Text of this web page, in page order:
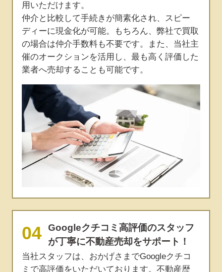
用いただけます。
仲介と比較して手続きが簡素化され、スピー
ディーに現金化が可能。もちろん、弊社で買取
の場合は仲介手数料も不要です。また、当社主
催のオークションを活用し、最も高く評価した
業者へ売却することも可能です。
Googleクチコミ高評価のスタッフ
が丁寧に不動産売却をサポート！
当社スタッフは、おかげさまでGoogleクチコ
ミで高評価をいただいております。不動産歴